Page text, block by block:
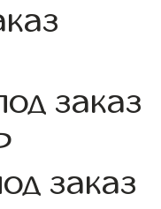
заказ
заказ